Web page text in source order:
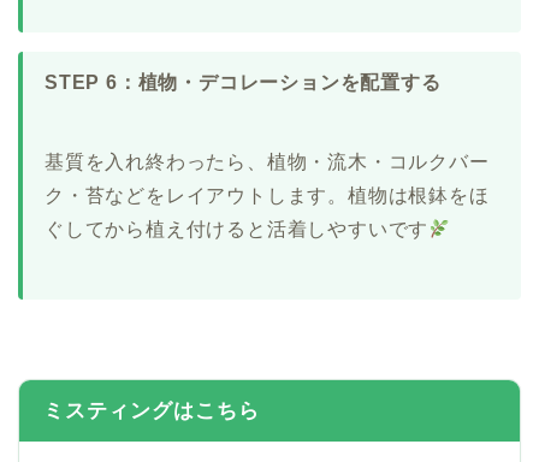
STEP 6：植物・デコレーションを配置する
基質を入れ終わったら、植物・流木・コルクバー
ク・苔などをレイアウトします。植物は根鉢をほ
ぐしてから植え付けると活着しやすいです
ミスティングはこちら